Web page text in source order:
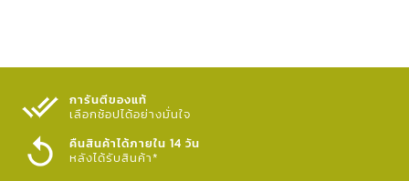
การันตีของแท้
เลือกช้อปได้อย่างมั่นใจ​
คืนสินค้าได้ภายใน 14 วัน
หลังได้รับสินค้า*